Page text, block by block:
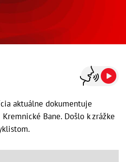
aktuálne dokumentuje
Bane. Došlo k zrážke